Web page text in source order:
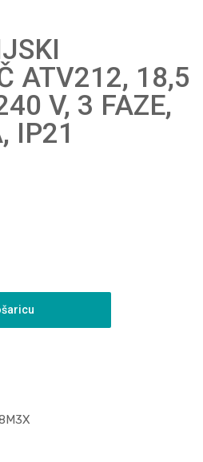
ATV212, 18,5
V, 3 FAZE,
IP21